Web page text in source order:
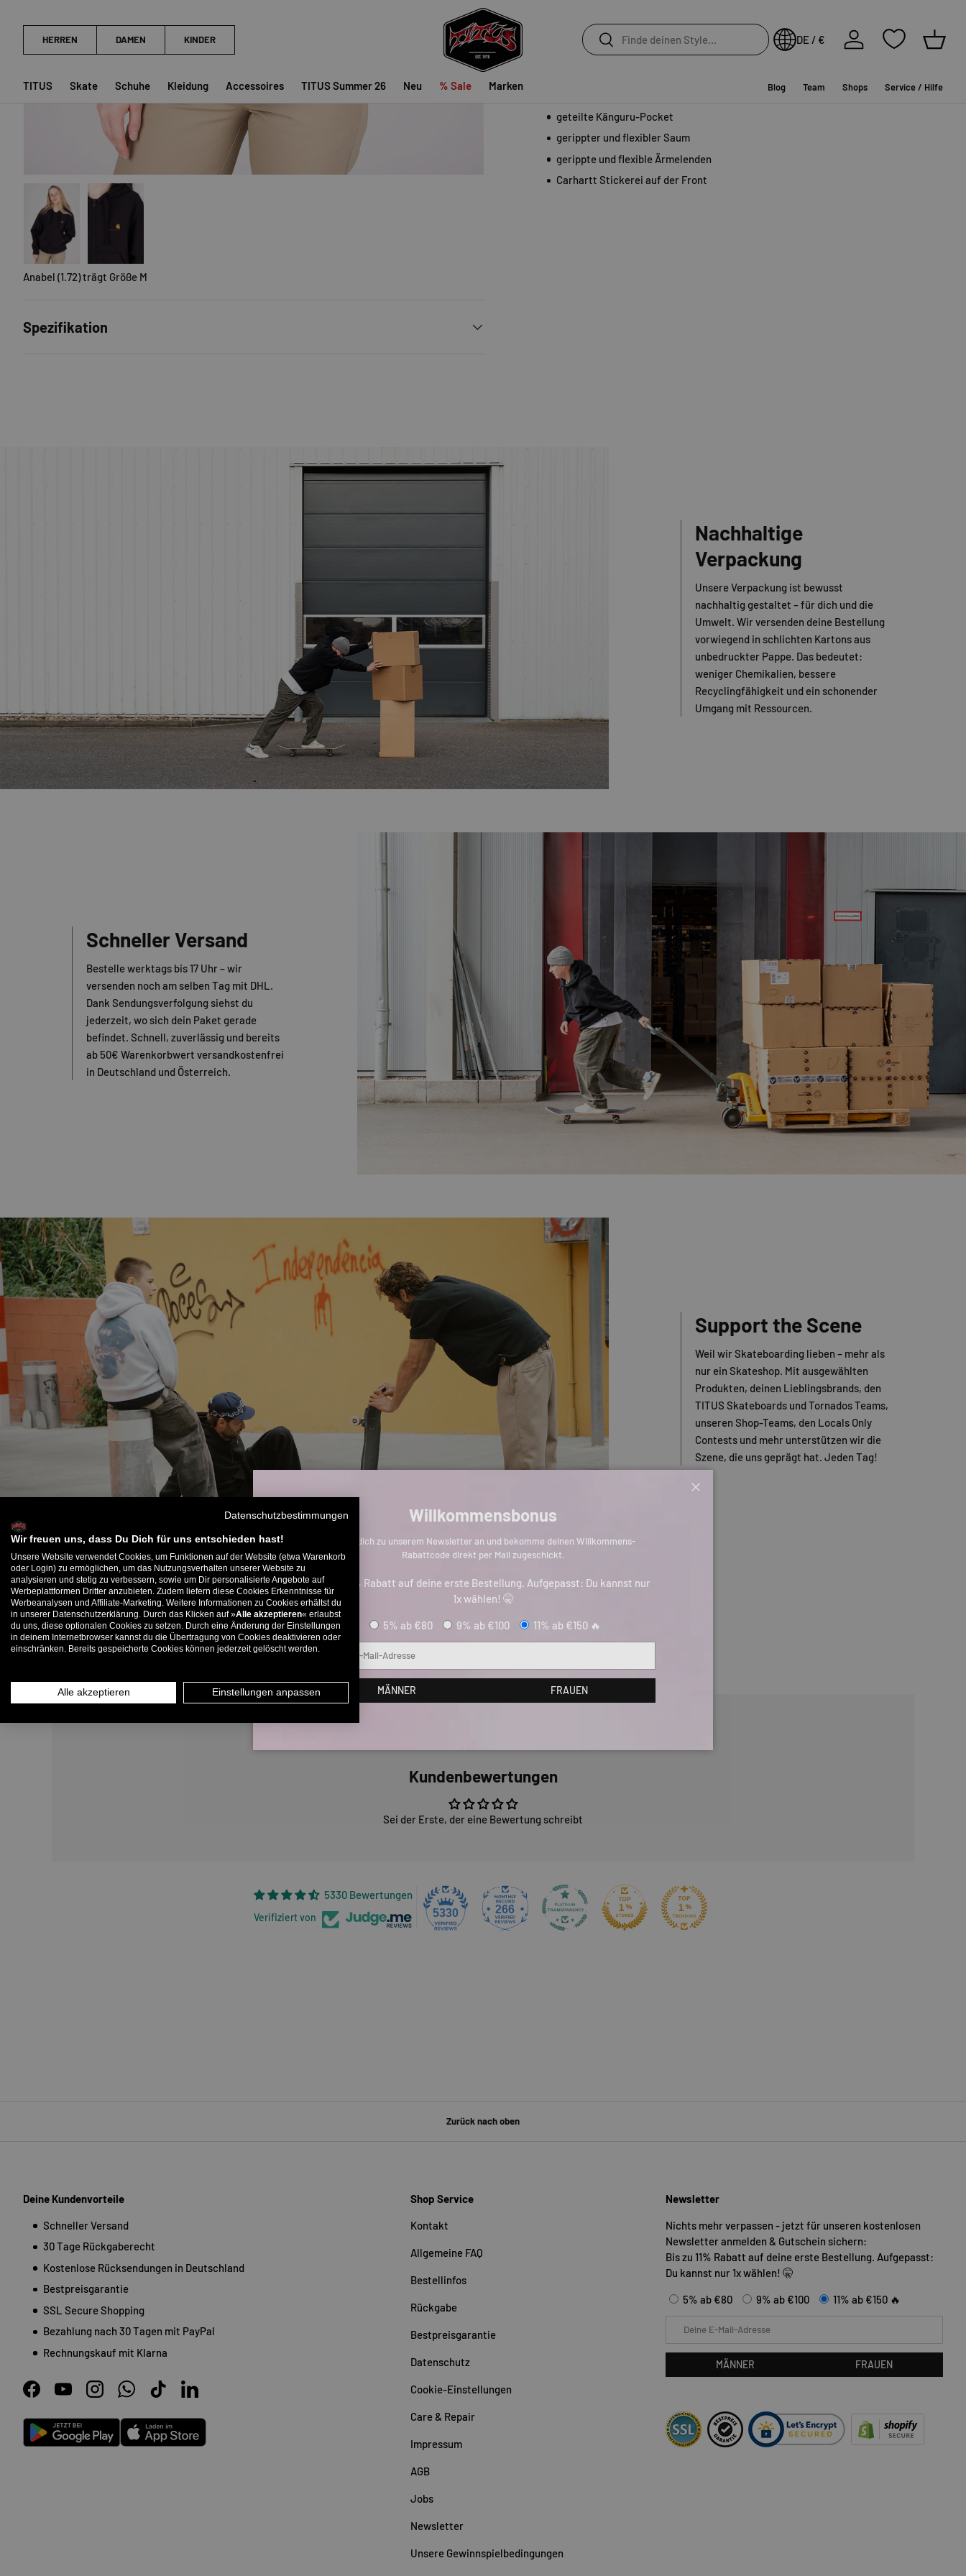
Suchen
Suchen DE / €
Einloggen
TITUS Skate Schuhe Kleidung Accessoires TITUS Summer 26 Neu % Sale Marken Blog Team Shops Service / Hilfe
Bild 1 in Galerieansicht laden
Bild 2 in Galerieansicht laden
und einem lässigen Fit, der reichlich Bewegungsfreiheit bereithält.
lässiger Fit
geteilte Känguru-Pocket
gerippter und flexibler Saum
gerippte und flexible Ärmelenden
Carhartt Stickerei auf der Front
Anabel (1.72) trägt Größe M
Spezifikation
Nachhaltige
Verpackung
Unsere Verpackung ist bewusst
nachhaltig gestaltet – für dich und die
Umwelt. Wir versenden deine Bestellung
vorwiegend in schlichten Kartons aus
unbedruckter Pappe. Das bedeutet:
weniger Chemikalien, bessere
Recyclingfähigkeit und ein schonender
Umgang mit Ressourcen.
Schneller Versand
Bestelle werktags bis 17 Uhr – wir
versenden noch am selben Tag mit DHL.
Dank Sendungsverfolgung siehst du
jederzeit, wo sich dein Paket gerade
befindet. Schnell, zuverlässig und bereits
ab 50€ Warenkorbwert versandkostenfrei
in Deutschland und Österreich.
Support the Scene
Weil wir Skateboarding lieben – mehr als
nur ein Skateshop. Mit ausgewählten
Produkten, deinen Lieblingsbrands, den
TITUS Skateboards und Tornados Teams,
unseren Shop-Teams, den Locals Only
Contests und mehr unterstützen wir die
Szene, die uns geprägt hat. Jeden Tag!
Kundenbewertungen
Sei der Erste, der eine Bewertung schreibt
5330 Bewertungen
Verifiziert von 5330 266
Willkommensbonus
Melde dich zu unserem Newsletter an und bekomme deinen Willkommens-
Rabattcode direkt per Mail zugeschickt.
Bis zu 11% Rabatt auf deine erste Bestellung. Aufgepasst: Du kannst nur
1x wählen! 🤫
5% ab €80 9% ab €100 11% ab €150 🔥
E-Mail
MÄNNER FRAUEN
Zurück nach oben
Deine Kundenvorteile
Schneller Versand
30 Tage Rückgaberecht
Kostenlose Rücksendungen in Deutschland
Bestpreisgarantie
SSL Secure Shopping
Bezahlung nach 30 Tagen mit PayPal
Rechnungskauf mit Klarna
FacebookYouTubeInstagramWhatsAppTikTokLinkedIn
Android App Store
Shop Service
Kontakt
Allgemeine FAQ
Bestellinfos
Rückgabe
Bestpreisgarantie
Datenschutz
Cookie-Einstellungen
Care & Repair
Impressum
AGB
Jobs
Newsletter
Unsere Gewinnspielbedingungen
Newsletter
Nichts mehr verpassen - jetzt für unseren kostenlosen
Newsletter anmelden & Gutschein sichern:
Bis zu 11% Rabatt auf deine erste Bestellung. Aufgepasst:
Du kannst nur 1x wählen! 🤫
5% ab €80 9% ab €100 11% ab €150 🔥
MÄNNER FRAUEN
Datenschutzbestimmungen
Wir freuen uns, dass Du Dich für uns entschieden hast!
Unsere Website verwendet Cookies, um Funktionen auf der Website (etwa Warenkorb
oder Login) zu ermöglichen, um das Nutzungsverhalten unserer Website zu
analysieren und stetig zu verbessern, sowie um Dir personalisierte Angebote auf
Werbeplattformen Dritter anzubieten. Zudem liefern diese Cookies Erkenntnisse für
Werbeanalysen und Affiliate-Marketing. Weitere Informationen zu Cookies erhältst du
in unserer Datenschutzerklärung. Durch das Klicken auf »Alle akzeptieren« erlaubst
du uns, diese optionalen Cookies zu setzen. Durch eine Änderung der Einstellungen
in deinem Internetbrowser kannst du die Übertragung von Cookies deaktivieren oder
einschränken. Bereits gespeicherte Cookies können jederzeit gelöscht werden.
Alle akzeptieren Einstellungen anpassen